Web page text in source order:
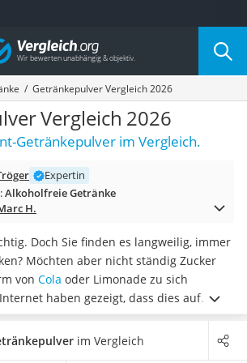
nach Kategorie
Getränkepulver Vergleich 2026
Vergleich 2026
Getränkepulver im Vergleich.
Expertin
Alkoholfreie Getränke
H.
Doch Sie finden es langweilig, immer
Möchten aber nicht ständig Zucker
von Cola oder Limonade zu sich
haben gezeigt, dass dies auf
werden kann. Mit einem
Sie Ihr Wasser ganz einfach
im Vergleich